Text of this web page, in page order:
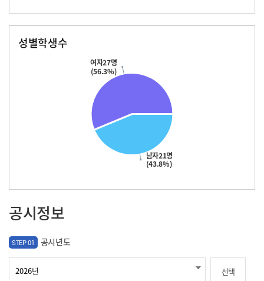
성별학생수
남자21명
(43.8%)
여자27명
(56.3%)
공시정보
STEP 01 공시년도
선택